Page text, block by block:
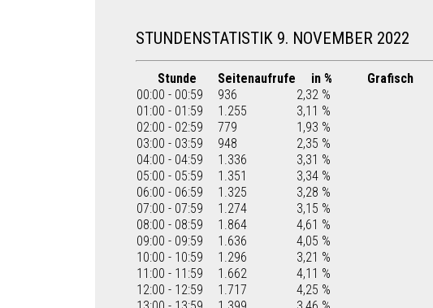
STUNDENSTATISTIK 9. NOVEMBER 2022
Stunde Seitenaufrufe in % Grafisch
00:00 - 00:59
936 2,32 %
01:00 - 01:59
1.255 3,11 %
02:00 - 02:59
779 1,93 %
03:00 - 03:59
948 2,35 %
04:00 - 04:59
1.336 3,31 %
05:00 - 05:59
1.351 3,34 %
06:00 - 06:59
1.325 3,28 %
07:00 - 07:59
1.274 3,15 %
08:00 - 08:59
1.864 4,61 %
09:00 - 09:59
1.636 4,05 %
10:00 - 10:59
1.296 3,21 %
11:00 - 11:59
1.662 4,11 %
12:00 - 12:59
1.717 4,25 %